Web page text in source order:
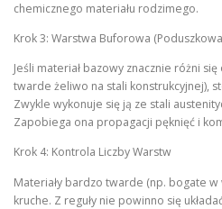
chemicznego materiału rodzimego.
Krok 3: Warstwa Buforowa
Jeśli materiał bazowy znacznie różni
twarde żeliwo na stali konstrukcyjnej),
Zwykle wykonuje się ją ze stali
Zapobiega ona propagacji pęknięć i
Krok 4: Kontrola Liczby Warstw
Materiały bardzo twarde (np. bogate w
kruche. Z reguły nie powinno się